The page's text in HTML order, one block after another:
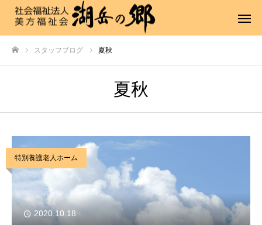
スタッフブログ 夏秋
夏秋
特別養護老人ホーム
2020.10.18